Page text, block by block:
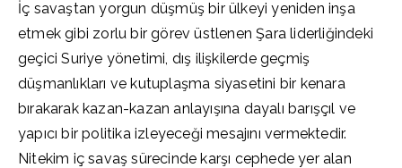
İç savaştan yorgun düşmüş bir ülkeyi yeniden inşa
etmek gibi zorlu bir görev üstlenen Şara liderliğindeki
geçici Suriye yönetimi, dış ilişkilerde geçmiş
düşmanlıkları ve kutuplaşma siyasetini bir kenara
bırakarak kazan-kazan anlayışına dayalı barışçıl ve
yapıcı bir politika izleyeceği mesajını vermektedir.
Nitekim iç savaş sürecinde karşı cephede yer alan